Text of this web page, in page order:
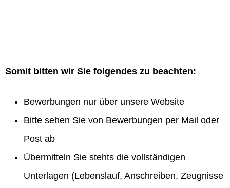
Somit bitten wir Sie folgendes zu beachten:
Bewerbungen nur über unsere Website
Bitte sehen Sie von Bewerbungen per Mail oder
Post ab
Übermitteln Sie stehts die vollständigen
Unterlagen (Lebenslauf, Anschreiben, Zeugnisse